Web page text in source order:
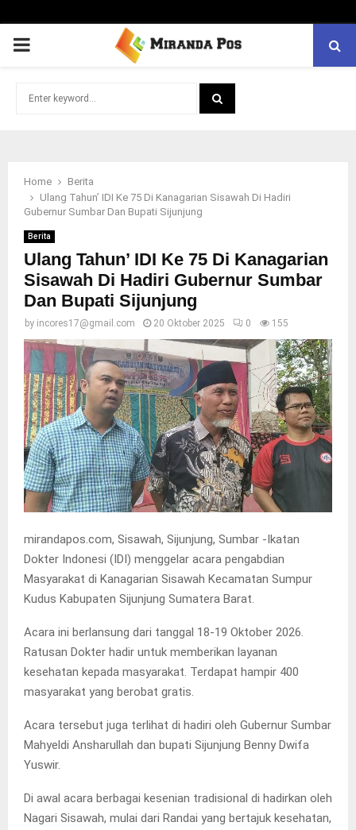
PRIMARY
Home
Berita
Ulang Tahun’ IDI Ke 75 Di Kanagarian Sisawah Di Hadiri
Gubernur Sumbar Dan Bupati Sijunjung
Berita
Ulang Tahun’ IDI Ke 75 Di Kanagarian
Sisawah Di Hadiri Gubernur Sumbar
Dan Bupati Sijunjung
by incores17@gmail.com 20 Oktober 2025 0 155
mirandapos.com, Sisawah, Sijunjung, Sumbar -Ikatan
Dokter Indonesi (IDI) menggelar acara pengabdian
Masyarakat di Kanagarian Sisawah Kecamatan Sumpur
Kudus Kabupaten Sijunjung Sumatera Barat.
Acara ini berlansung dari tanggal 18-19 Oktober 2026.
Ratusan Dokter hadir untuk memberikan layanan
kesehatan kepada masyarakat. Terdapat hampir 400
masyarakat yang berobat gratis.
Acara tersebut juga terlihat di hadiri oleh Gubernur Sumbar
Mahyeldi Ansharullah dan bupati Sijunjung Benny Dwifa
Yuswir.
Di awal acara berbagai kesenian tradisional di hadirkan oleh
Nagari Sisawah, mulai dari Randai yang bertajuk kesehatan,